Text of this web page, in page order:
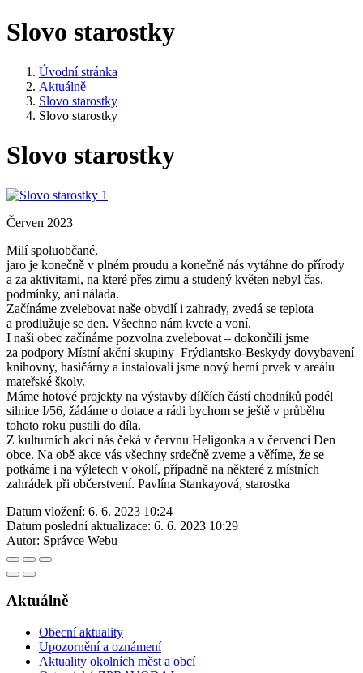
Slovo starostky
Úvodní stránka
Aktuálně
Slovo starostky
Slovo starostky
Slovo starostky
Červen 2023
Milí spoluobčané,
jaro je konečně v plném proudu a konečně nás vytáhne do přírody
a za aktivitami, na které přes zimu a studený květen nebyl čas,
podmínky, ani nálada.
Začínáme zvelebovat naše obydlí i zahrady, zvedá se teplota
a prodlužuje se den. Všechno nám kvete a voní.
I naši obec začínáme pozvolna zvelebovat – dokončili jsme
za podpory Místní akční skupiny Frýdlantsko-Beskydy dovybavení
knihovny, hasičárny a instalovali jsme nový herní prvek v areálu
mateřské školy.
Máme hotové projekty na výstavby dílčích částí chodníků podél
silnice I/56, žádáme o dotace a rádi bychom se ještě v průběhu
tohoto roku pustili do díla.
Z kulturních akcí nás čeká v červnu Heligonka a v červenci Den
obce. Na obě akce vás všechny srdečně zveme a věříme, že se
potkáme i na výletech v okolí, případně na některé z místních
zahrádek při občerstvení. Pavlína Stankayová, starostka
Datum vložení: 6. 6. 2023 10:24
Datum poslední aktualizace: 6. 6. 2023 10:29
Autor: Správce Webu
Aktuálně
Obecní aktuality
Upozornění a oznámení
Aktuality okolních měst a obcí